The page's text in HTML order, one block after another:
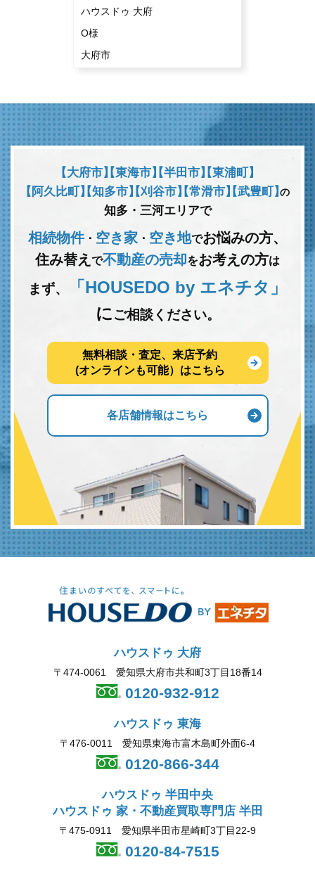
ハウスドゥ 大府
O様
大府市
【大府市】【東海市】【半田市】【東浦町】
【阿久比町】【知多市】【刈谷市】【常滑市】【武豊町】の
知多・三河エリアで
相続物件･ 空き家 ･ 空き地でお悩みの方、
住み替え で不動産の売却をお考えの方は
まず、
「HOUSEDO by エネチタ」
にご相談ください。
無料相談・査定、来店予約
(オンラインも可能）はこちら
各店舗情報はこちら
ハウスドゥ 大府
〒474-0061 愛知県大府市共和町3丁目18番14
0120-932-912
ハウスドゥ 東海
〒476-0011 愛知県東海市富木島町外面6-4
0120-866-344
ハウスドゥ 半田中央
ハウスドゥ 家・不動産買取専門店 半田
〒475-0911 愛知県半田市星崎町3丁目22-9
0120-84-7515